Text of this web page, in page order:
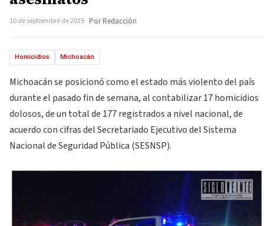
10 de septiembre de 2025 Por Redacción
Homicidios Michoacán
Michoacán se posicionó como el estado más violento del país
durante el pasado fin de semana, al contabilizar 17 homicidios
dolosos, de un total de 177 registrados a nivel nacional, de
acuerdo con cifras del Secretariado Ejecutivo del Sistema
Nacional de Seguridad Pública (SESNSP).